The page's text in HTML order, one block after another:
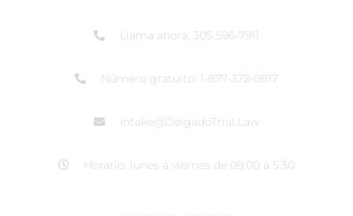
Llama ahora: 305 596-7911
Número gratuito: 1-877-372-0817
Intake@DelgadoTrial.Law
Horario: lunes a viernes de 09:00 a 5:30